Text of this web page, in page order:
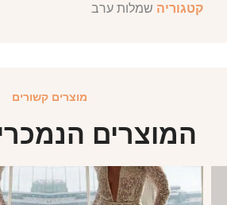
קטגוריה שמלות ערב
מוצרים קשורים
המוצרים